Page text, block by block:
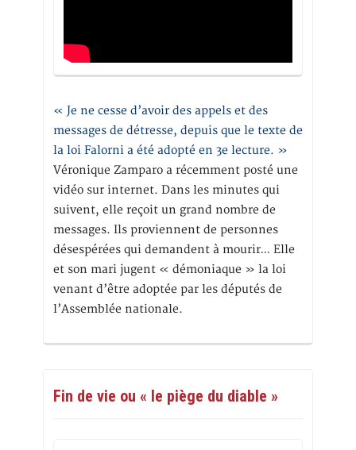
« Je ne cesse d’avoir des appels et des
messages de détresse, depuis que le texte de
la loi Falorni a été adopté en 3e lecture. »
Véronique Zamparo a récemment posté une
vidéo sur internet. Dans les minutes qui
suivent, elle reçoit un grand nombre de
messages. Ils proviennent de personnes
désespérées qui demandent à mourir… Elle
et son mari jugent « démoniaque » la loi
venant d’être adoptée par les députés de
l’Assemblée nationale.
Fin de vie ou « le piège du diable »